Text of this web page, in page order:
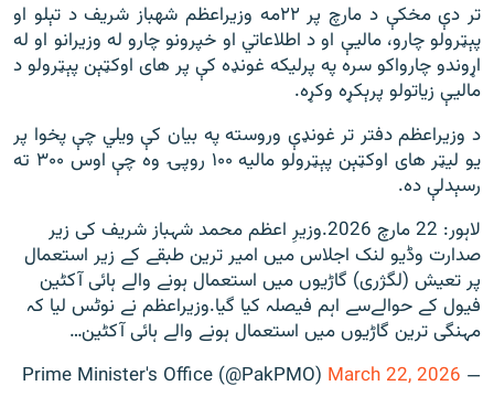
تر دې مخکې د مارچ پر ۲۲مه وزیراعظم شهباز شریف د تېلو او
پېټرولو چارو، مالیې او د اطلاعاتي او خپرونو چارو له وزیرانو او له
اړوندو چارواکو سره په پرلیکه غونډه کې پر های اوکټېن پېټرولو د
مالیې زیاتولو پرېکړه وکړه.
د وزیراعظم دفتر تر غونډې وروسته په بیان کې ویلي چې پخوا پر
یو لیټر های اوکټېن پېټرولو مالیه ۱۰۰ روپۍ وه چې اوس ۳۰۰ ته
رسېدلې ده.
لاہور: 22 مارچ 2026.وزیرِ اعظم محمد شہباز شریف کی زیر
صدارت وڈیو لنک اجلاس میں امیر ترین طبقے کے زیر استعمال
پر تعیش (لگژری) گاڑیوں میں استعمال ہونے والے ہائی آکٹین
فیول کے حوالےسے اہم فیصلہ کیا گیا.وزیراعظم نے نوٹس لیا کہ
مہنگی ترین گاڑیوں میں استعمال ہونے والے ہائی آکٹین…
— Prime Minister's Office (@PakPMO)
March 22, 2026